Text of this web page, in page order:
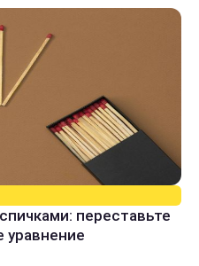
переставьте
уравнение